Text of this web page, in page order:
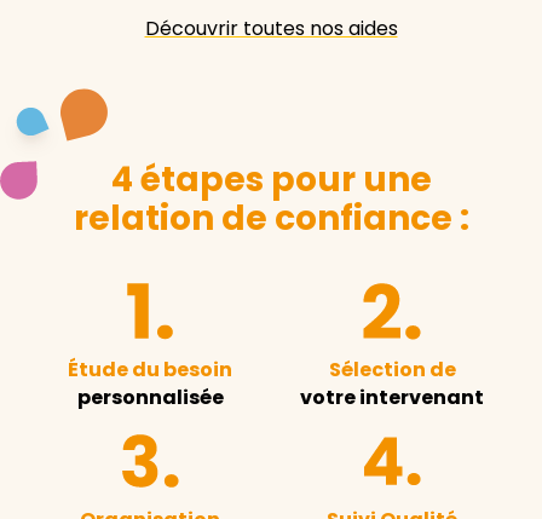
Découvrir toutes nos aides
4 étapes pour une
relation de confiance :
Étude du besoin
personnalisée
Sélection de
votre intervenant